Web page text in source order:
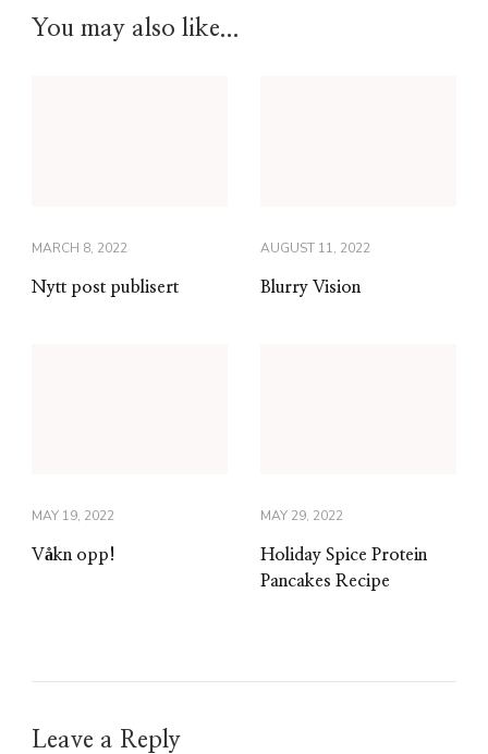
You may also like...
MARCH 8, 2022
Nytt post publisert
AUGUST 11, 2022
Blurry Vision
MAY 19, 2022
Våkn opp!
MAY 29, 2022
Holiday Spice Protein
Pancakes Recipe
Leave a Reply